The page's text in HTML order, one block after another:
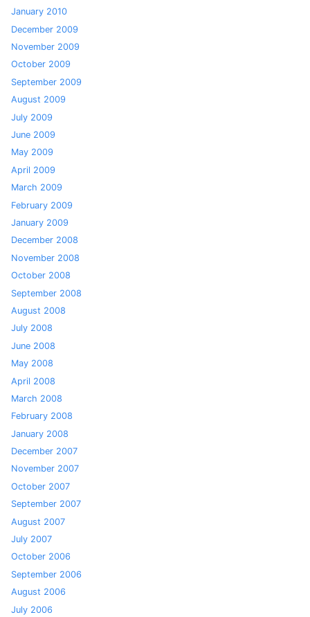
January 2010
December 2009
November 2009
October 2009
September 2009
August 2009
July 2009
June 2009
May 2009
April 2009
March 2009
February 2009
January 2009
December 2008
November 2008
October 2008
September 2008
August 2008
July 2008
June 2008
May 2008
April 2008
March 2008
February 2008
January 2008
December 2007
November 2007
October 2007
September 2007
August 2007
July 2007
October 2006
September 2006
August 2006
July 2006